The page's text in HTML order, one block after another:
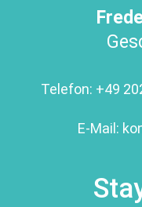
Telefon: +49
E-Mail: